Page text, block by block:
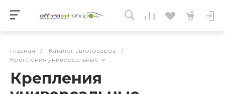
Главная / Каталог автотоваров
/
Крепления универсальные
Крепления